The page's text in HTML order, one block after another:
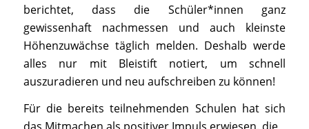
berichtet, dass die Schüler*innen ganz
gewissenhaft nachmessen und auch kleinste
Höhenzuwächse täglich melden. Deshalb werde
alles nur mit Bleistift notiert, um schnell
auszuradieren und neu aufschreiben zu können!
Für die bereits teilnehmenden Schulen hat sich